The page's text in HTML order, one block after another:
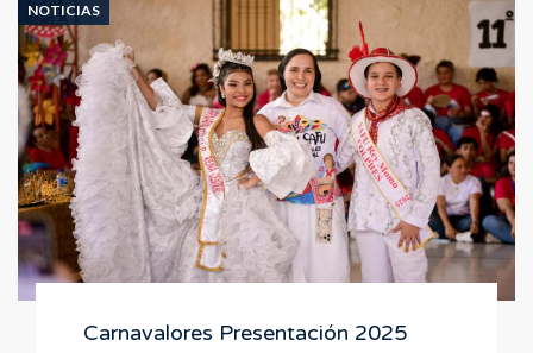
Llevar
a
Jesús
En
El
Corazón
NOTICIAS
Carnavalores Presentación 2025